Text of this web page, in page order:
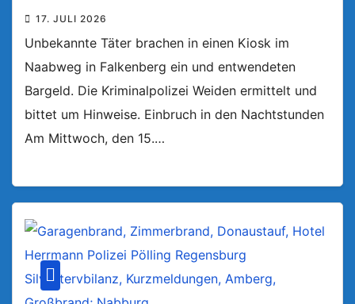
17. JULI 2026
Unbekannte Täter brachen in einen Kiosk im
Naabweg in Falkenberg ein und entwendeten
Bargeld. Die Kriminalpolizei Weiden ermittelt und
bittet um Hinweise. Einbruch in den Nachtstunden
Am Mittwoch, den 15.…